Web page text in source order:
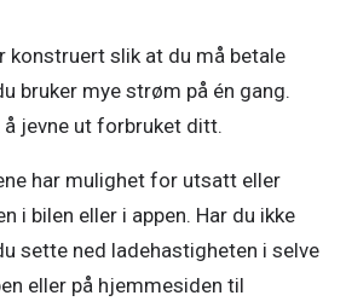
konstruert slik at du må betale
bruker mye strøm på én gang.
jevne ut forbruket ditt.
har mulighet for utsatt eller
i bilen eller i appen. Har du ikke
sette ned ladehastigheten i selve
eller på hjemmesiden til